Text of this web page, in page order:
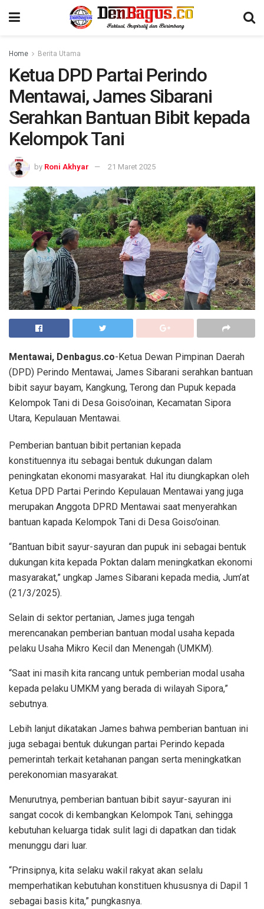
Home Berita Utama
Ketua DPD Partai Perindo
Mentawai, James Sibarani
Serahkan Bantuan Bibit kepada
Kelompok Tani
by Roni Akhyar 21 Maret 2025
Mentawai, Denbagus.co-Ketua Dewan Pimpinan Daerah
(DPD) Perindo Mentawai, James Sibarani serahkan bantuan
bibit sayur bayam, Kangkung, Terong dan Pupuk kepada
Kelompok Tani di Desa Goiso’oinan, Kecamatan Sipora
Utara, Kepulauan Mentawai.
Pemberian bantuan bibit pertanian kepada
konstituennya itu sebagai bentuk dukungan dalam
peningkatan ekonomi masyarakat. Hal itu diungkapkan oleh
Ketua DPD Partai Perindo Kepulauan Mentawai yang juga
merupakan Anggota DPRD Mentawai saat menyerahkan
bantuan kapada Kelompok Tani di Desa Goiso’oinan.
“Bantuan bibit sayur-sayuran dan pupuk ini sebagai bentuk
dukungan kita kepada Poktan dalam meningkatkan ekonomi
masyarakat,” ungkap James Sibarani kepada media, Jum’at
(21/3/2025).
Selain di sektor pertanian, James juga tengah
merencanakan pemberian bantuan modal usaha kepada
pelaku Usaha Mikro Kecil dan Menengah (UMKM).
“Saat ini masih kita rancang untuk pemberian modal usaha
kepada pelaku UMKM yang berada di wilayah Sipora,”
sebutnya.
Lebih lanjut dikatakan James bahwa pemberian bantuan ini
juga sebagai bentuk dukungan partai Perindo kepada
pemerintah terkait ketahanan pangan serta meningkatkan
perekonomian masyarakat.
Menurutnya, pemberian bantuan bibit sayur-sayuran ini
sangat cocok di kembangkan Kelompok Tani, sehingga
kebutuhan keluarga tidak sulit lagi di dapatkan dan tidak
menunggu dari luar.
“Prinsipnya, kita selaku wakil rakyat akan selalu
memperhatikan kebutuhan konstituen khususnya di Dapil 1
sebagai basis kita,” pungkasnya.